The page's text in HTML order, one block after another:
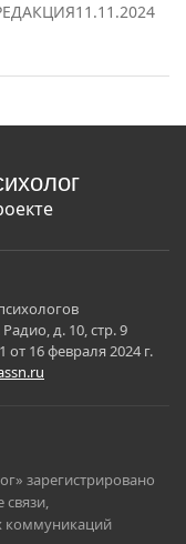
и играет
11.11.2024
д. 10, стр. 9
16 февраля 2024 г.
зарегистрировано
коммуникаций